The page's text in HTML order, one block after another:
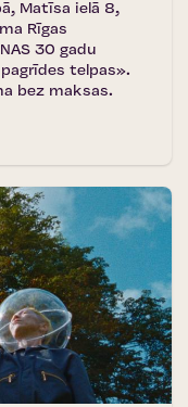
Matīsa ielā 8,
Rīgas
30 gadu
pagrīdes telpas».
bez maksas.